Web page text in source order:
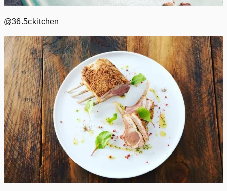
@36.5ckitchen